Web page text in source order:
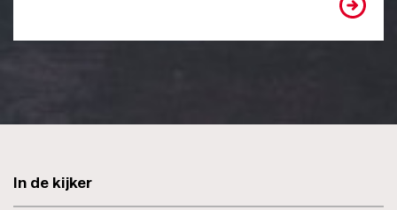
In de kijker